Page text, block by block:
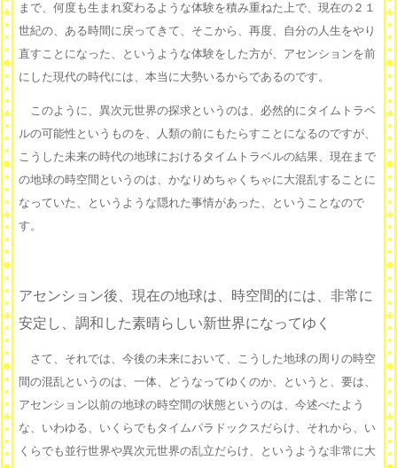
まで、何度も生まれ変わるような体験を積み重ねた上で、現在の２１
世紀の、ある時間に戻ってきて、そこから、再度、自分の人生をやり
直すことになった、というような体験をした方が、アセンションを前
にした現代の時代には、本当に大勢いるからであるのです。
このように、異次元世界の探求というのは、必然的にタイムトラベ
ルの可能性というものを、人類の前にもたらすことになるのですが、
こうした未来の時代の地球におけるタイムトラベルの結果、現在まで
の地球の時空間というのは、かなりめちゃくちゃに大混乱することに
なっていた、というような隠れた事情があった、ということなので
す。
アセンション後、現在の地球は、時空間的には、非常に
安定し、調和した素晴らしい新世界になってゆく
さて、それでは、今後の未来において、こうした地球の周りの時空
間の混乱というのは、一体、どうなってゆくのか、というと、要は、
アセンション以前の地球の時空間の状態というのは、今述べたよう
な、いわゆる、いくらでもタイムパラドックスだらけ、それから、い
くらでも並行世界や異次元世界の乱立だらけ、というような非常に大